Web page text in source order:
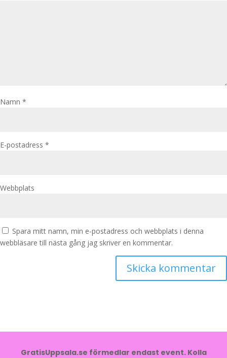
Namn *
E-postadress *
Webbplats
Spara mitt namn, min e-postadress och webbplats i denna
webbläsare till nästa gång jag skriver en kommentar.
GratisUppsala.se förmedlar endast event. Kolla